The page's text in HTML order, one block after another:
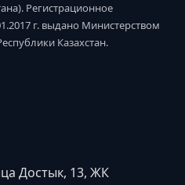
Регистрационное
г. выдано Министерством
Казахстан.
Достык, 13, ЖК